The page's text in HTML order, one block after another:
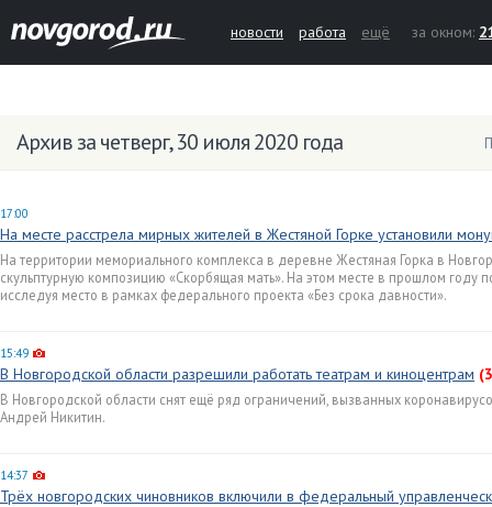
новости работа ещё за окном:
Архив за четверг, 30 июля 2020 года
17:00
На месте расстрела мирных жителей в Жестяной Горке установили
На территории мемориального комплекса в деревне Жестяная Горка в
скульптурную композицию «Скорбящая мать». На этом месте в прошлом году
исследуя место в рамках федерального проекта «Без срока давности».
15:49
В Новгородской области разрешили работать театрам и киноцентрам
В Новгородской области снят ещё ряд ограничений, вызванных
Андрей Никитин.
14:37
Трёх новгородских чиновников включили в федеральный